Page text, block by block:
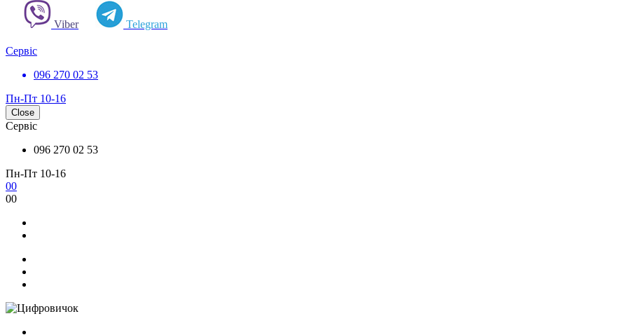
Viber Telegram
Сервіс
096 270 02 53
Пн-Пт 10-16
Close
Сервіс
096 270 02 53
Пн-Пт 10-16
00
00